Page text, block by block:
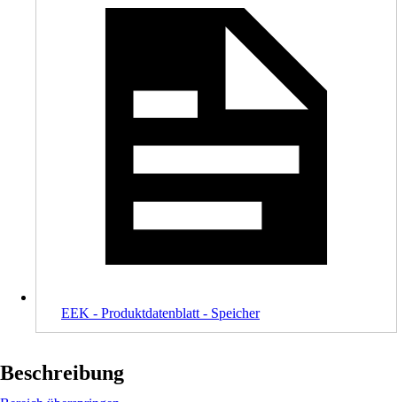
EEK - Produktdatenblatt - Speicher
Beschreibung